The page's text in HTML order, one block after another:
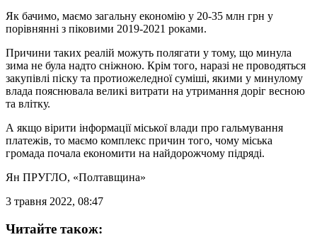
Як бачимо, маємо загальну економію у 20-35 млн грн у
порівнянні з піковими 2019-2021 роками.
Причини таких реалій можуть полягати у тому, що минула
зима не була надто сніжною. Крім того, наразі не проводяться
закупівлі піску та протиожеледної суміші, якими у минулому
влада пояснювала великі витрати на утримання доріг весною
та влітку.
А якщо вірити інформації міської влади про гальмування
платежів, то маємо комплекс причин того, чому міська
громада почала економити на найдорожчому підряді.
Ян ПРУГЛО, «Полтавщина»
3 травня 2022, 08:47
Читайте також: